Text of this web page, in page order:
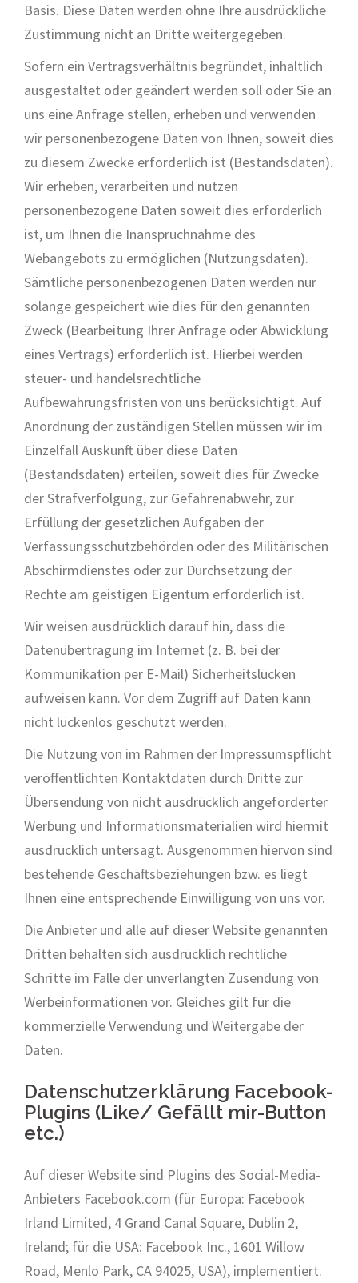
Basis. Diese Daten werden ohne Ihre ausdrückliche
Zustimmung nicht an Dritte weitergegeben.
Sofern ein Vertragsverhältnis begründet, inhaltlich
ausgestaltet oder geändert werden soll oder Sie an
uns eine Anfrage stellen, erheben und verwenden
wir personenbezogene Daten von Ihnen, soweit dies
zu diesem Zwecke erforderlich ist (Bestandsdaten).
Wir erheben, verarbeiten und nutzen
personenbezogene Daten soweit dies erforderlich
ist, um Ihnen die Inanspruchnahme des
Webangebots zu ermöglichen (Nutzungsdaten).
Sämtliche personenbezogenen Daten werden nur
solange gespeichert wie dies für den genannten
Zweck (Bearbeitung Ihrer Anfrage oder Abwicklung
eines Vertrags) erforderlich ist. Hierbei werden
steuer- und handelsrechtliche
Aufbewahrungsfristen von uns berücksichtigt. Auf
Anordnung der zuständigen Stellen müssen wir im
Einzelfall Auskunft über diese Daten
(Bestandsdaten) erteilen, soweit dies für Zwecke
der Strafverfolgung, zur Gefahrenabwehr, zur
Erfüllung der gesetzlichen Aufgaben der
Verfassungsschutzbehörden oder des Militärischen
Abschirmdienstes oder zur Durchsetzung der
Rechte am geistigen Eigentum erforderlich ist.
Wir weisen ausdrücklich darauf hin, dass die
Datenübertragung im Internet (z. B. bei der
Kommunikation per E-Mail) Sicherheitslücken
aufweisen kann. Vor dem Zugriff auf Daten kann
nicht lückenlos geschützt werden.
Die Nutzung von im Rahmen der Impressumspflicht
veröffentlichten Kontaktdaten durch Dritte zur
Übersendung von nicht ausdrücklich angeforderter
Werbung und Informationsmaterialien wird hiermit
ausdrücklich untersagt. Ausgenommen hiervon sind
bestehende Geschäftsbeziehungen bzw. es liegt
Ihnen eine entsprechende Einwilligung von uns vor.
Die Anbieter und alle auf dieser Website genannten
Dritten behalten sich ausdrücklich rechtliche
Schritte im Falle der unverlangten Zusendung von
Werbeinformationen vor. Gleiches gilt für die
kommerzielle Verwendung und Weitergabe der
Daten.
Datenschutzerklärung Facebook-
Plugins (Like/ Gefällt mir-Button
etc.)
Auf dieser Website sind Plugins des Social-Media-
Anbieters Facebook.com (für Europa: Facebook
Irland Limited, 4 Grand Canal Square, Dublin 2,
Ireland; für die USA: Facebook Inc., 1601 Willow
Road, Menlo Park, CA 94025, USA), implementiert.